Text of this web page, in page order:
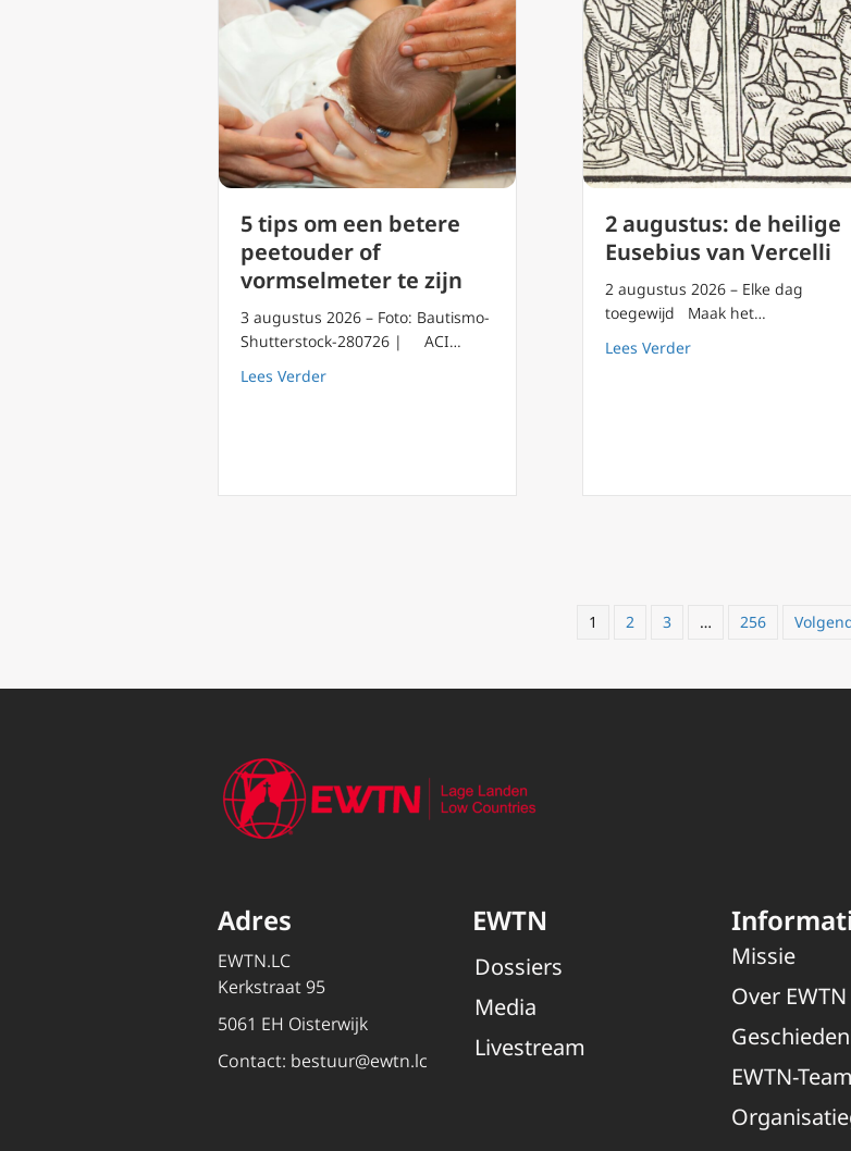
5 tips om een betere
peetouder of
vormselmeter te zijn
3 augustus 2026 – Foto: Bautismo-
Shutterstock-280726 | ACI…
Lees Verderabout 5 tips om een betere peetouder of vormselmeter te zijn
2 augustus: de heilige
Eusebius van Vercelli
2 augustus 2026 – Elke dag
toegewijd Maak het…
Lees Verderabout 2 augustus: de
1 2 3 … 256
Adres
EWTN.LC
Kerkstraat 95
5061 EH Oisterwijk
Contact: bestuur@ewtn.lc
EWTN
Dossiers
Media
Livestream
Missie
Over EWTN
EWTN-Team